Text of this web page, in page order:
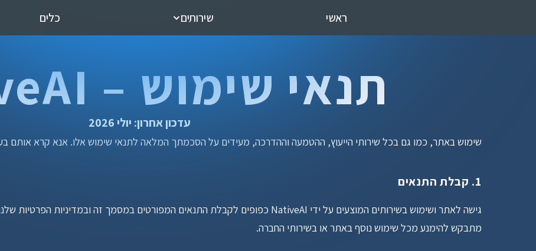
ראשי שירותים כלים
תנאי שימוש – NativeAI
עדכון אחרון: יולי 2026
שימוש באתר, כמו גם בכל שירותי הייעוץ, ההטמעה וההדרכה, מעידים על הסכמתך המלאה לתנאי שימוש אלו. אנא קרא אותם
1. קבלת התנאים
מתבקש להימנע מכל שימוש נוסף באתר או בשירותי החברה.